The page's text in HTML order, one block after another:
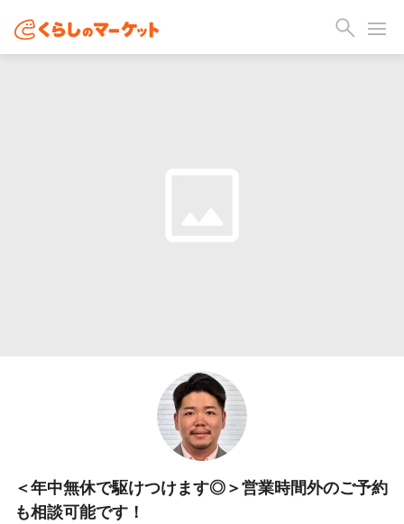
＜年中無休で駆けつけます◎＞営業時間外のご予約
も相談可能です！